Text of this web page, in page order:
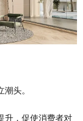
头。
升，促使消费者对